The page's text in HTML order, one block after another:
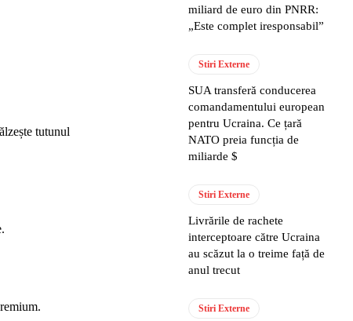
tutunul
miliard de euro din PNRR:
„Este complet iresponsabil”
Stiri Externe
SUA transferă conducerea
comandamentului european
pentru Ucraina. Ce țară
NATO preia funcția de
miliarde $
Stiri Externe
Livrările de rachete
interceptoare către Ucraina
au scăzut la o treime față de
anul trecut
Stiri Externe